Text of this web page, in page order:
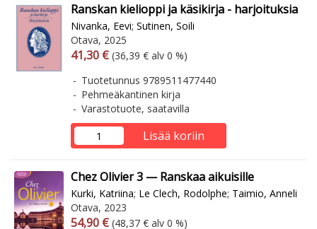
Ranskan kielioppi ja käsikirja - harjoituksia
Nivanka, Eevi; Sutinen, Soili
Otava, 2025
Arvonlisäverollinen hinta
41,30 € Arvonlisäveroton hinta
(36,39 € alv 0 %)
Tuotetunnus 9789511477440
Pehmeäkantinen kirja
Varastotuote, saatavilla
Lisää koriin
Chez Olivier 3 — Ranskaa aikuisille
Kurki, Katriina; Le Clech, Rodolphe; Taimio, Anneli
Otava, 2023
Arvonlisäverollinen hinta
54,90 € Arvonlisäveroton hinta
(48,37 € alv 0 %)